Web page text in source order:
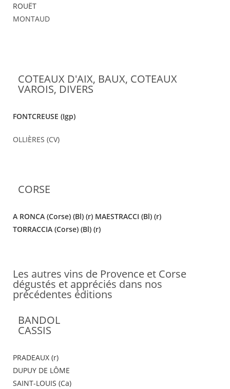
ROUËT
MONTAUD
COTEAUX D'AIX, BAUX, COTEAUX
VAROIS, DIVERS
FONTCREUSE (Igp)
OLLIÈRES (CV)
CORSE
A RONCA (Corse) (Bl) (r) MAESTRACCI (Bl) (r)
TORRACCIA (Corse) (Bl) (r)
Les autres vins de Provence et Corse
dégustés et appréciés dans nos
précédentes éditions
BANDOL
CASSIS
PRADEAUX (r)
DUPUY DE LÔME
SAINT-LOUIS (Ca)